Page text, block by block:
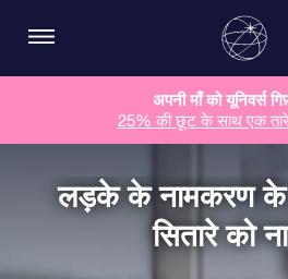
अपनी माँ को यूनिवर्स
25% की छूट के साथ एक तारे
लड़के के नामकरण के
सितारे को